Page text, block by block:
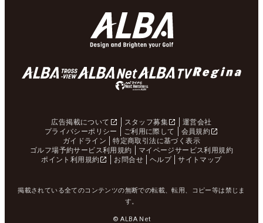
広告掲載について スタッフ募集
運営会社
プライバシーポリシー
ご利用に際して
会員規約
ガイドライン
特定商取引法に基づく表示
ゴルフ場予約サービス利用規約
マイページサービス利用規約
ポイント利用規約
お問合せ ヘルプ サイトマップ
掲載されている全てのコンテンツの無断での転載、転用、コピー等は禁じま
す。
© ALBA Net